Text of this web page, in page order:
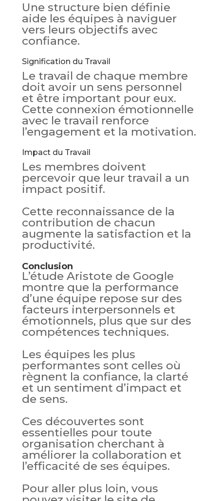
Une structure bien définie
aide les équipes à naviguer
vers leurs objectifs avec
confiance.
Signification du Travail
Le travail de chaque membre
doit avoir un sens personnel
et être important pour eux.
Cette connexion émotionnelle
avec le travail renforce
l’engagement et la motivation.
Impact du Travail
Les membres doivent
percevoir que leur travail a un
impact positif.
Cette reconnaissance de la
contribution de chacun
augmente la satisfaction et la
productivité.
Conclusion
L’étude Aristote de Google
montre que la performance
d’une équipe repose sur des
facteurs interpersonnels et
émotionnels, plus que sur des
compétences techniques.
Les équipes les plus
performantes sont celles où
règnent la confiance, la clarté
et un sentiment d’impact et
de sens.
Ces découvertes sont
essentielles pour toute
organisation cherchant à
améliorer la collaboration et
l’efficacité de ses équipes.
Pour aller plus loin, vous